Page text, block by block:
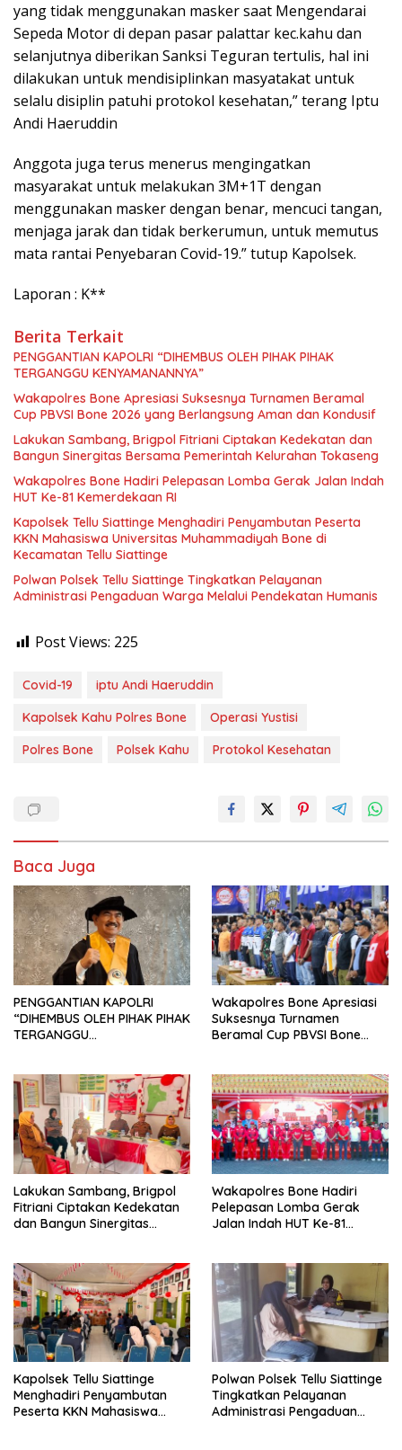
yang tidak menggunakan masker saat Mengendarai
Sepeda Motor di depan pasar palattar kec.kahu dan
selanjutnya diberikan Sanksi Teguran tertulis, hal ini
dilakukan untuk mendisiplinkan masyatakat untuk
selalu disiplin patuhi protokol kesehatan,” terang Iptu
Andi Haeruddin
Anggota juga terus menerus mengingatkan
masyarakat untuk melakukan 3M+1T dengan
menggunakan masker dengan benar, mencuci tangan,
menjaga jarak dan tidak berkerumun, untuk memutus
mata rantai Penyebaran Covid-19.” tutup Kapolsek.
Laporan : K**
Berita Terkait
PENGGANTIAN KAPOLRI “DIHEMBUS OLEH PIHAK PIHAK
TERGANGGU KENYAMANANNYA”
Wakapolres Bone Apresiasi Suksesnya Turnamen Beramal
Cup PBVSI Bone 2026 yang Berlangsung Aman dan Kondusif
Lakukan Sambang, Brigpol Fitriani Ciptakan Kedekatan dan
Bangun Sinergitas Bersama Pemerintah Kelurahan Tokaseng
Wakapolres Bone Hadiri Pelepasan Lomba Gerak Jalan Indah
HUT Ke-81 Kemerdekaan RI
Kapolsek Tellu Siattinge Menghadiri Penyambutan Peserta
KKN Mahasiswa Universitas Muhammadiyah Bone di
Kecamatan Tellu Siattinge
Polwan Polsek Tellu Siattinge Tingkatkan Pelayanan
Administrasi Pengaduan Warga Melalui Pendekatan Humanis
Post Views: 225
Covid-19
iptu Andi Haeruddin
Kapolsek Kahu Polres Bone
Operasi Yustisi
Polres Bone
Polsek Kahu Protokol Kesehatan
Baca Juga
PENGGANTIAN KAPOLRI
“DIHEMBUS OLEH PIHAK PIHAK
TERGANGGU
Wakapolres Bone Apresiasi
Suksesnya Turnamen
Beramal Cup PBVSI Bone
Lakukan Sambang, Brigpol
Fitriani Ciptakan Kedekatan
dan Bangun Sinergitas
Wakapolres Bone Hadiri
Pelepasan Lomba Gerak
Jalan Indah HUT Ke-81
Kapolsek Tellu Siattinge
Menghadiri Penyambutan
Peserta KKN Mahasiswa
Polwan Polsek Tellu Siattinge
Tingkatkan Pelayanan
Administrasi Pengaduan